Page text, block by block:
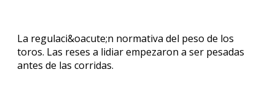
La regulaci&oacute;n normativa del peso de los
toros. Las reses a lidiar empezaron a ser pesadas
antes de las corridas.